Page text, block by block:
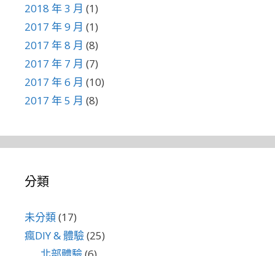
2018 年 3 月 (1)
2017 年 9 月 (1)
2017 年 8 月 (8)
2017 年 7 月 (7)
2017 年 6 月 (10)
2017 年 5 月 (8)
分類
未分類(17)
瘋DIY & 體驗(25)